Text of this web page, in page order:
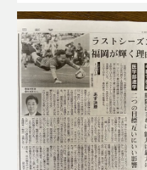
法』について、お話ししま
した。 前編テーマ：｢ネガ
ティブ思考な人｣のパフォ
ーマンスが高い訳 ～一
流のアスリートだけが知
る能力最大化の秘策～
https://toyokeizai.n
et/articles/-/635191
後編テー